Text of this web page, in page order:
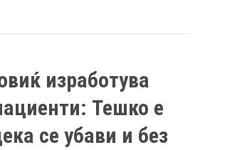
изработува
Тешко е
се убави и без